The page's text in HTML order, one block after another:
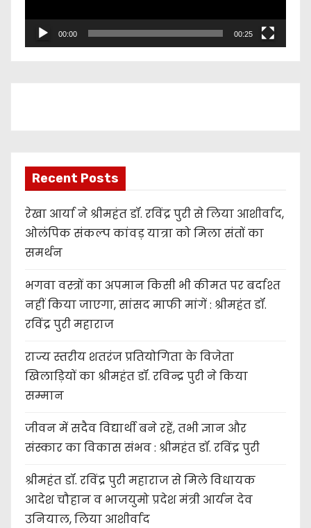
a
00:00 00:25
Recent Posts
रेखा आर्या ने श्रीमहंत डॉ. रविंद्र पुरी से लिया आशीर्वाद,
ओलंपिक संकल्प कांवड़ यात्रा को मिला संतों का
समर्थन
भगवा वस्त्रों का अपमान किसी भी कीमत पर बर्दाश्त
नहीं किया जाएगा, सांसद माफी मांगें : श्रीमहंत डॉ.
रविंद्र पुरी महाराज
राज्य स्तरीय शतरंज प्रतियोगिता के विजेता
खिलाड़ियों का श्रीमहंत डॉ. रविन्द्र पुरी ने किया
सम्मान
जीवन में सदैव विद्यार्थी बने रहें, तभी ज्ञान और
संस्कार का विकास संभव : श्रीमहंत डॉ. रविंद्र पुरी
श्रीमहंत डॉ. रविंद्र पुरी महाराज से मिले विधायक
आदेश चौहान व भाजयुमो प्रदेश मंत्री आर्यन देव
उनियाल, लिया आशीर्वाद